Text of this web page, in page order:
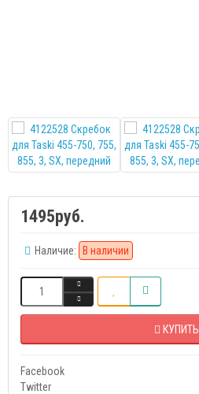
1495руб.
Наличие: В наличии
КУПИТЬ
Facebook
Twitter